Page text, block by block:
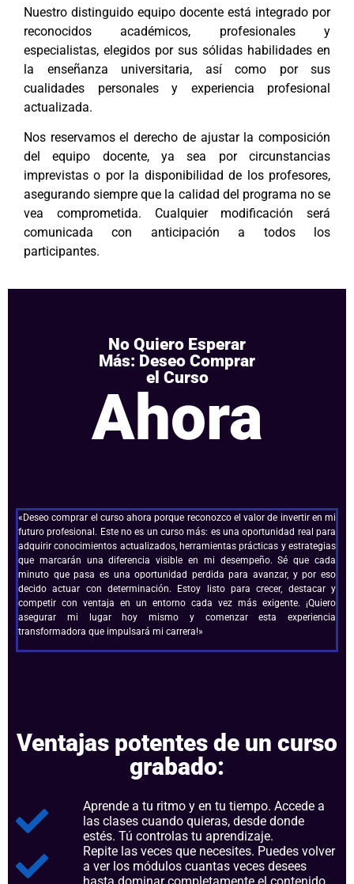
Nuestro distinguido equipo docente está integrado por
reconocidos académicos, profesionales y
especialistas, elegidos por sus sólidas habilidades en
la enseñanza universitaria, así como por sus
cualidades personales y experiencia profesional
actualizada.
Nos reservamos el derecho de ajustar la composición
del equipo docente, ya sea por circunstancias
imprevistas o por la disponibilidad de los profesores,
asegurando siempre que la calidad del programa no se
vea comprometida. Cualquier modificación será
comunicada con anticipación a todos los
participantes.
No Quiero Esperar
Más: Deseo Comprar
el Curso
Ahora
«Deseo comprar el curso ahora porque reconozco el valor de invertir en mi
futuro profesional. Este no es un curso más: es una oportunidad real para
adquirir conocimientos actualizados, herramientas prácticas y estrategias
que marcarán una diferencia visible en mi desempeño. Sé que cada
minuto que pasa es una oportunidad perdida para avanzar, y por eso
decido actuar con determinación. Estoy listo para crecer, destacar y
competir con ventaja en un entorno cada vez más exigente. ¡Quiero
asegurar mi lugar hoy mismo y comenzar esta experiencia
transformadora que impulsará mi carrera!»
Ventajas potentes de un curso
grabado:
Aprende a tu ritmo y en tu tiempo. Accede a
las clases cuando quieras, desde donde
estés. Tú controlas tu aprendizaje.
Repite las veces que necesites. Puedes volver
a ver los módulos cuantas veces desees